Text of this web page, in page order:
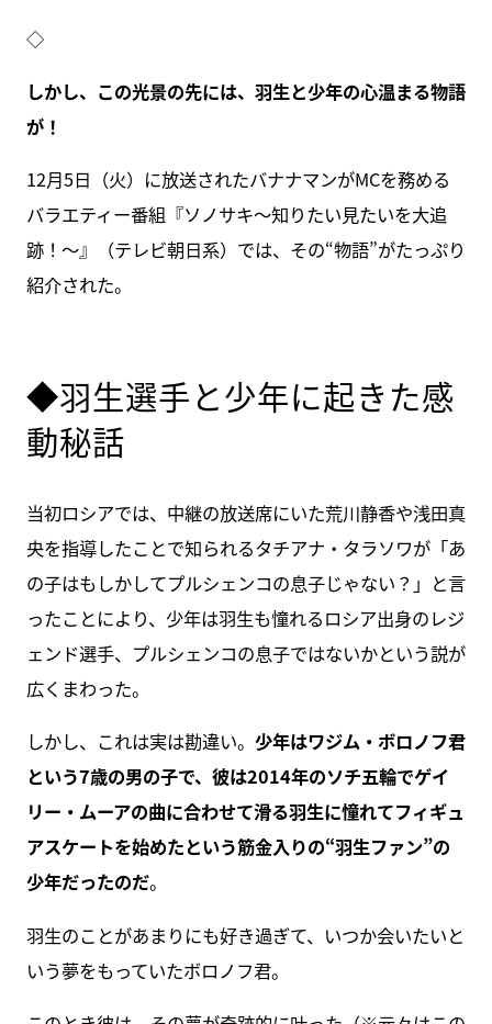
◇
しかし、この光景の先には、羽生と少年の心温まる物語
が！
12月5日（火）に放送されたバナナマンがMCを務める
バラエティー番組『ソノサキ～知りたい見たいを大追
跡！～』（テレビ朝日系）では、その“物語”がたっぷり
紹介された。
◆羽生選手と少年に起きた感
動秘話
当初ロシアでは、中継の放送席にいた荒川静香や浅田真
央を指導したことで知られるタチアナ・タラソワが「あ
の子はもしかしてプルシェンコの息子じゃない？」と言
ったことにより、少年は羽生も憧れるロシア出身のレジ
ェンド選手、プルシェンコの息子ではないかという説が
広くまわった。
しかし、これは実は勘違い。 少年はワジム・ボロノフ君
という7歳の男の子で、彼は2014年のソチ五輪でゲイ
リー・ムーアの曲に合わせて滑る羽生に憧れてフィギュ
アスケートを始めたという筋金入りの“羽生ファン”の
少年だったのだ。
羽生のことがあまりにも好き過ぎて、いつか会いたいと
いう夢をもっていたボロノフ君。